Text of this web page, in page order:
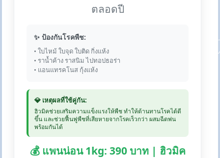
ตลอดปี
✨ ป้องกันโรคพืช:
• ใบไหม้ ใบจุด ใบติด กิ่งแห้ง
• ราน้ำค้าง ราสนิม ไปทอปธอร่า
• แอนแทรคโนส กุ้งแห้ง
💎 เหตุผลที่ใช้คู่กัน:
ฮิวมิคช่วยเสริมความแข็งแรงให้พืช ทำให้ต้านทานโรคได้ดี
ขึ้น และช่วยฟื้นฟูพืชที่เสียหายจากโรคเร็วกว่า ผสมฉีดพ่น
พร้อมกันได้
💰 แพนน่อน 1kg: 390 บาท | ฮิวมิค